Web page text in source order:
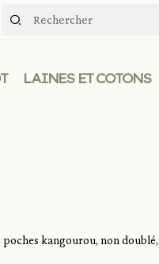
LAINES ET COTONS
poches kangourou, non